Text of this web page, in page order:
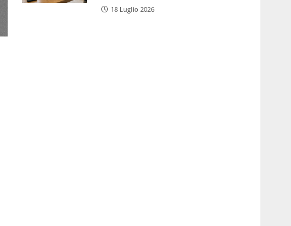
18 Luglio 2026